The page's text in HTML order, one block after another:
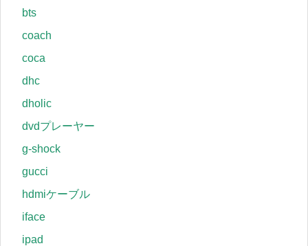
bts
coach
coca
dhc
dholic
dvdプレーヤー
g-shock
gucci
hdmiケーブル
iface
ipad